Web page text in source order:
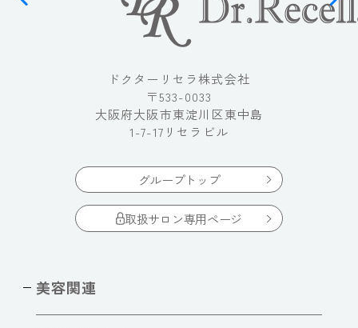
ドクターリセラ株式会社
〒533-0033
大阪府大阪市東淀川区東中島
1-7-17リセラビル
グループトップ
取扱サロン専用ページ
美容関連